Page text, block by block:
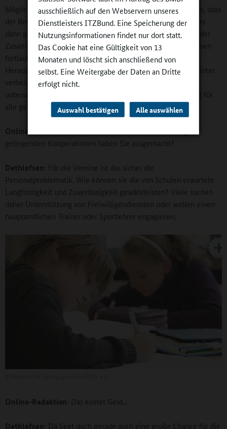
ausschließlich auf den Webservern unseres
Dienstleisters ITZBund. Eine Speicherung der
Nutzungsinformationen findet nur dort statt.
Das Cookie hat eine Gültigkeit von 13
Monaten und löscht sich anschließend von
selbst. Eine Weitergabe der Daten an Dritte
erfolgt nicht.
Auswahl bestätigen Alle auswählen
Möglichkeiten der Weiterentwicklung aufzeigen. Wir wissen, dass
der Beratungs- und Unterstützungsbedarf mitunter besonders
dann groß wird, wenn es in die Praxis, also die Realisierung der
Zusammenarbeit geht. Deshalb steht die Agentur den Vereinen
fortlaufend zur Seite. Oft ergeben sich Fragen und
Herausforderungen aus dem Miteinander der Experten. Dahinter
verbergen sich ja immer Menschen. Und die sind höchst
unterschiedlich, deshalb kann es nicht die eine Patentlösung für
alle geben.
Online-Redaktion
gelingenden Kooperationen haben Sie ausgemacht?
Dethlefsen : Für die Vereine ist das sicher die
Personalproblematik. Wie können sie die von Schulen erwartete
Langfristigkeit und Zuverlässigkeit gewährleisten? Viele suchen
daher Unterstützung von Freiwilligendiensten oder wollen einen
hauptamtlichen Trainer oder Sportlehrer engagieren.
Online-Redaktion : Das kostet Geld...
Dethlefsen : Da liegt doch gerade auch eine große Chance für die